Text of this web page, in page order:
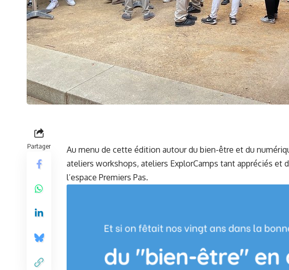
Partager
Au menu de cette édition autour du bien-être et du
ateliers workshops, ateliers ExplorCamps tant appréciés et
l’espace Premiers Pas.